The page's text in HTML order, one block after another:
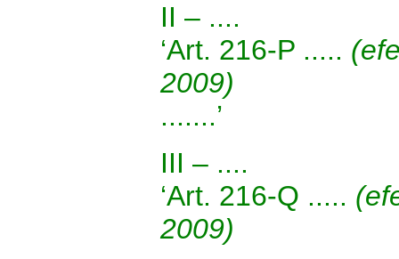
II – ....
‘Art. 216-P .....
2009)
.......’
III – ....
‘Art. 216-Q .....
2009)